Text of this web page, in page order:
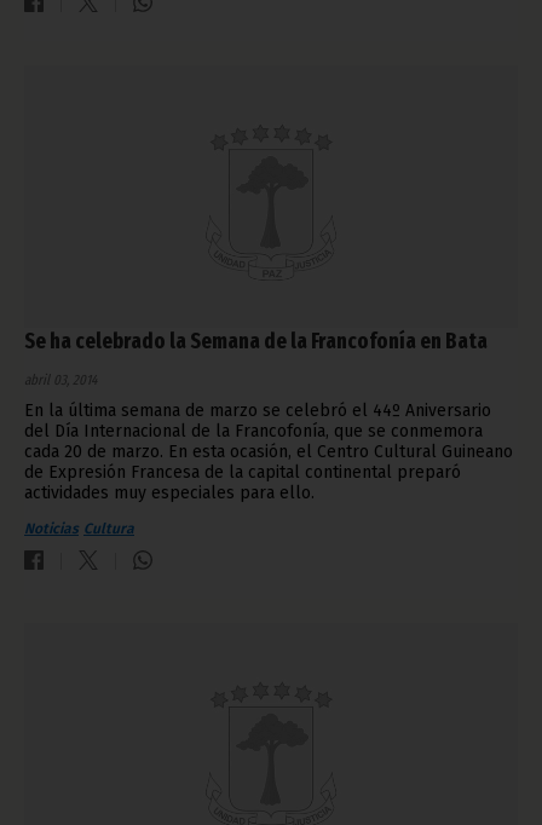
Se ha celebrado la Semana de la Francofonía en Bata
abril 03, 2014
En la última semana de marzo se celebró el 44º Aniversario
del Día Internacional de la Francofonía, que se conmemora
cada 20 de marzo. En esta ocasión, el Centro Cultural Guineano
de Expresión Francesa de la capital continental preparó
actividades muy especiales para ello.
Noticias Cultura